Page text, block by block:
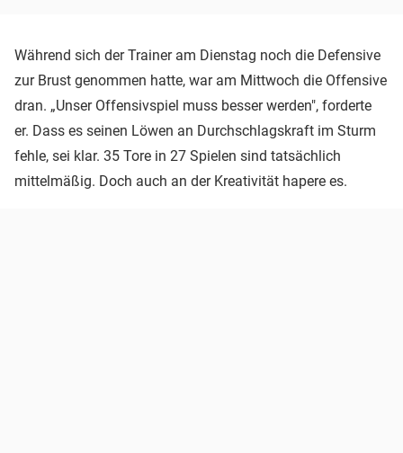
Während sich der Trainer am Dienstag noch die Defensive
zur Brust genommen hatte, war am Mittwoch die Offensive
dran. „Unser Offensivspiel muss besser werden", forderte
er. Dass es seinen Löwen an Durchschlagskraft im Sturm
fehle, sei klar. 35 Tore in 27 Spielen sind tatsächlich
mittelmäßig. Doch auch an der Kreativität hapere es.